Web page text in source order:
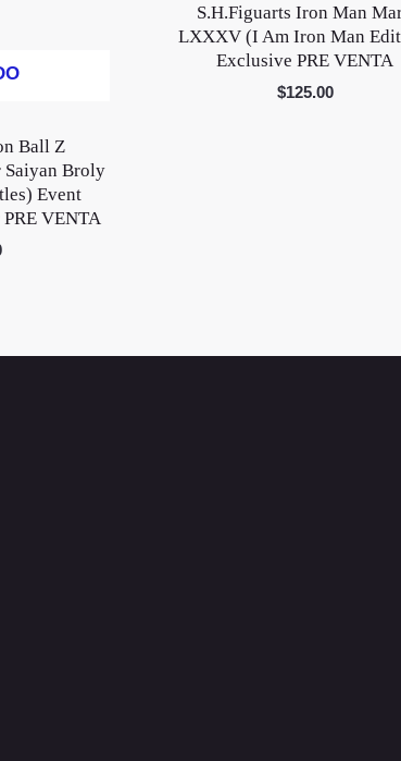
Ball Z
Saiyan Broly
Event
VENTA
S.H.Figuarts Iron Man
LXXXV (I Am Iron Man
Exclusive PRE VENTA
$125.00